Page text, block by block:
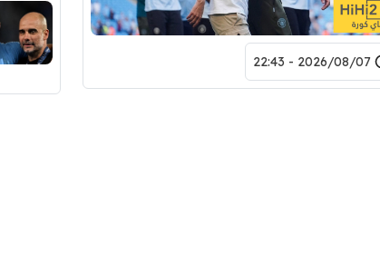
2026/08/07 - 22:43